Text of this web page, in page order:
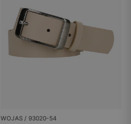
WOJAS / 93020-54